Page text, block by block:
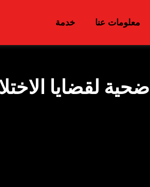
معلومات عنا خدمة
لقضايا